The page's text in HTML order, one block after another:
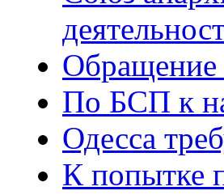
Обращение
По БСП к
Одесса
К попытке